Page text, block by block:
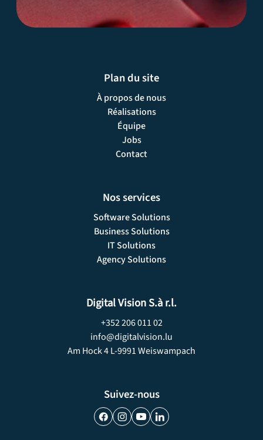
Plan du site
À propos de nous
Réalisations
Équipe
Jobs
Contact
Nos services
Software Solutions
Business Solutions
IT Solutions
Agency Solutions
Digital Vision S.à r.l.
+352 206 011 02
info@digitalvision.lu
Am Hock 4­ L-9991 Weiswampach
Suivez-nous